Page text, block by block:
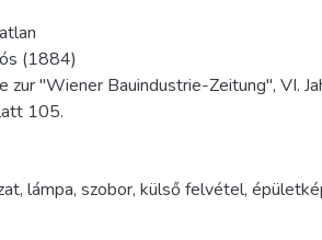
(1884)
zur "Wiener Bauindustrie-Zeitung", VI.
105.
, lámpa, szobor, külső felvétel,